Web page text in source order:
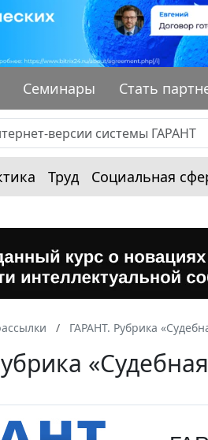
Семинары Стать
Труд Социальная
ГАРАНТ. Рубрика